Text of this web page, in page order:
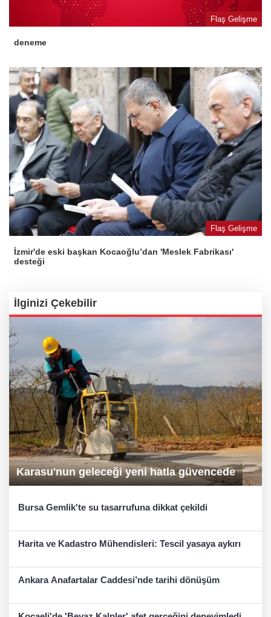
Flaş Gelişme
deneme
Flaş Gelişme
İzmir'de eski başkan Kocaoğlu’dan 'Meslek Fabrikası'
desteği
İlginizi Çekebilir
Karasu'nun geleceği yeni hatla güvencede
Bursa Gemlik'te su tasarrufuna dikkat çekildi
Harita ve Kadastro Mühendisleri: Tescil yasaya aykırı
Ankara Anafartalar Caddesi’nde tarihi dönüşüm